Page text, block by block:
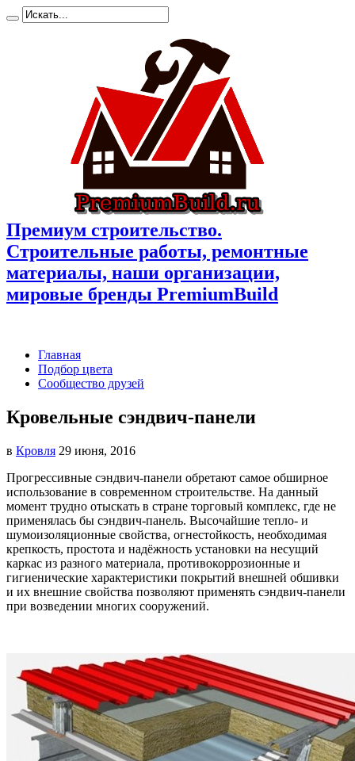
Премиум cтроительство.
Cтроительные работы, ремонтные
материалы, наши организации,
мировые бренды PremiumBuild
Главная
Подбор цвета
Сообщество друзей
Кровельные сэндвич-панели
в Кровля 29 июня, 2016
Прогрессивные сэндвич-панели обретают самое обширное
использование в современном строительстве. На данный
момент трудно отыскать в стране торговый комплекс, где не
применялась бы сэндвич-панель. Высочайшие тепло- и
шумоизоляционные свойства, огнестойкость, необходимая
крепкость, простота и надёжность установки на несущий
каркас из разного материала, противокоррозионные и
гигиенические характеристики покрытий внешней обшивки
и их внешние свойства позволяют применять сэндвич-панели
при возведении многих сооружений.